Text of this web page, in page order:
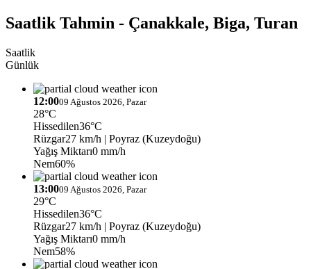
Saatlik Tahmin - Çanakkale, Biga, Turan
Saatlik
Günlük
12:0009 Ağustos 2026, Pazar
28°C
Hissedilen36°C
Rüzgar27 km/h | Poyraz (Kuzeydoğu)
Yağış Miktarı0 mm/h
Nem60%
13:0009 Ağustos 2026, Pazar
29°C
Hissedilen36°C
Rüzgar27 km/h | Poyraz (Kuzeydoğu)
Yağış Miktarı0 mm/h
Nem58%